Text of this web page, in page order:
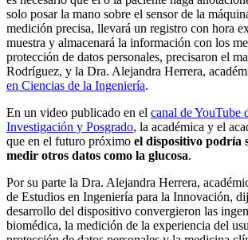
solo posar la mano sobre el sensor de la
medición precisa, llevará un registro con hora
muestra y almacenará la información con los
protección de datos personales, precisaron el
Rodríguez, y la Dra. Alejandra Herrera,
en Ciencias de la Ingeniería.
En un video publicado en el canal de YouTube
Investigación y Posgrado, la académica y el
que en el futuro próximo el dispositivo podría
medir otros datos como la glucosa.
Por su parte la Dra. Alejandra Herrera,
de Estudios en Ingeniería para la Innovación,
desarrollo del dispositivo convergieron las
biomédica, la medición de la experiencia del